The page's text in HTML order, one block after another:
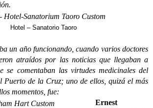
Hotel – Sanatorio Taoro
año funcionando, cuando varios doctores
atraídos por las noticias que llegaban a
se comentaban las virtudes medicinales del
Puerto de la Cruz; uno de ellos, quizá el más
momentos, fue:
Ernest